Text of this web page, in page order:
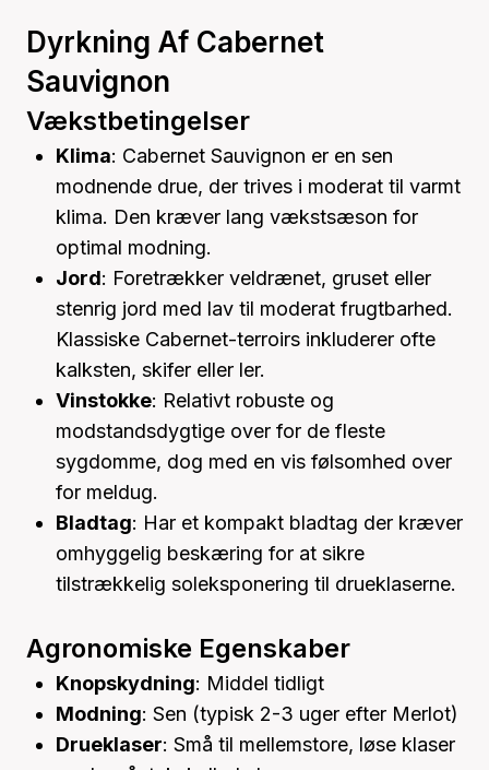
Dyrkning Af Cabernet
Sauvignon
Vækstbetingelser
Klima: Cabernet Sauvignon er en sen
modnende drue, der trives i moderat til varmt
klima. Den kræver lang vækstsæson for
optimal modning.
Jord: Foretrækker veldrænet, gruset eller
stenrig jord med lav til moderat frugtbarhed.
Klassiske Cabernet-terroirs inkluderer ofte
kalksten, skifer eller ler.
Vinstokke: Relativt robuste og
modstandsdygtige over for de fleste
sygdomme, dog med en vis følsomhed over
for meldug.
Bladtag: Har et kompakt bladtag der kræver
omhyggelig beskæring for at sikre
tilstrækkelig soleksponering til drueklaserne.
Agronomiske Egenskaber
Knopskydning: Middel tidligt
Modning: Sen (typisk 2-3 uger efter Merlot)
Drueklaser: Små til mellemstore, løse klaser